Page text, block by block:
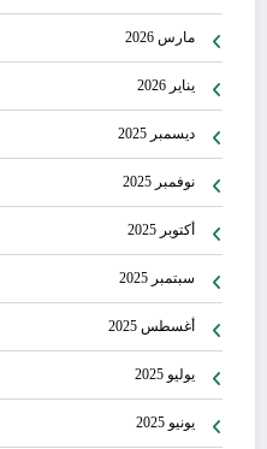
مارس 2026
يناير 2026
ديسمبر 2025
نوفمبر 2025
أكتوبر 2025
سبتمبر 2025
أغسطس 2025
يوليو 2025
يونيو 2025